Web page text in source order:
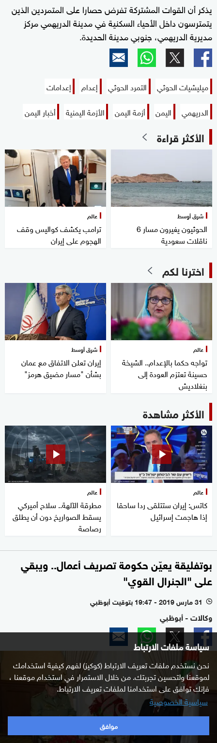
سياسة ملفات الارتباط
نحن نستخدم ملفات تعريف الارتباط (كوكيز) لفهم كيفية استخدامك
لموقعنا ولتحسين تجربتك. من خلال الاستمرار في استخدام موقعنا ،
فإنك توافق على استخدامنا لملفات تعريف الارتباط.
سياسية الخصوصية
موافق
يذكر أن القوات المشتركة تفرض حصارا على المتمردين الذين
يتمترسون داخل الأحياء السكنية في مدينة الدريهمي مركز
مديرية الدريهمي، جنوبي مدينة الحديدة.
ميليشيات الحوثي التمرد الحوثي إعدام
إعدامات
الدريهمي
اليمن أزمة اليمن الأزمة اليمنية أخبار اليمن
الأكثر قراءة
شرق أوسط
الحوثيون يغيرون مسار 6
ناقلات سعودية
عالم
ترامب يكشف كواليس وقف
الهجوم على إيران
اخترنا لكم
عالم
تواجه حكما بالإعدام.. الشيخة
حسينة تعتزم العودة إلى
بنغلاديش
شرق أوسط
إيران تعلن الاتفاق مع عمان
بشأن "مسار مضيق هرمز"
الأكثر مشاهدة
عالم
كاتس: إيران ستتلقى ردا ساحقا
إذا هاجمت إسرائيل
عالم
مطرقة الآلهة.. سلاح أميركي
يسقط الصواريخ دون أن يطلق
رصاصة
بوتفليقة يعيّن حكومة تصريف أعمال.. ويبقي
على "الجنرال القوي"
l 31 مارس 2019 - 19:47 بتوقيت أبوظبي
وكالات - أبوظبي